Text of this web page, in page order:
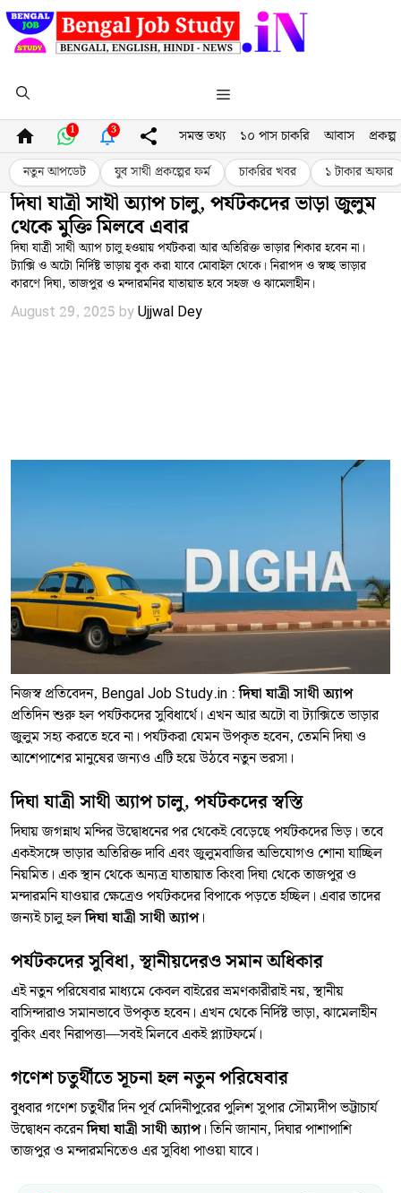
Skip
to
content
Menu
1 3 সমস্ত তথ্য ১০ পাস চাকরি আবাস প্রকল্প
নতুন আপডেট যুব সাথী প্রকল্পের ফর্ম চাকরির খবর ১ টাকার অফার
দিঘা যাত্রী সাথী অ্যাপ চালু, পর্যটকদের ভাড়া জুলুম
থেকে মুক্তি মিলবে এবার
দিঘা যাত্রী সাথী অ্যাপ চালু হওয়ায় পর্যটকরা আর অতিরিক্ত ভাড়ার শিকার হবেন না।
ট্যাক্সি ও অটো নির্দিষ্ট ভাড়ায় বুক করা যাবে মোবাইল থেকে। নিরাপদ ও স্বচ্ছ ভাড়ার
কারণে দিঘা, তাজপুর ও মন্দারমনির যাতায়াত হবে সহজ ও ঝামেলাহীন।
August 29, 2025 byUjjwal Dey
নিজস্ব প্রতিবেদন, Bengal Job Study.in :দিঘা যাত্রী সাথী অ্যাপ
প্রতিদিন শুরু হল পর্যটকদের সুবিধার্থে। এখন আর অটো বা ট্যাক্সিতে ভাড়ার
জুলুম সহ্য করতে হবে না। পর্যটকরা যেমন উপকৃত হবেন, তেমনি দিঘা ও
আশেপাশের মানুষের জন্যও এটি হয়ে উঠবে নতুন ভরসা।
দিঘা যাত্রী সাথী অ্যাপ চালু, পর্যটকদের স্বস্তি
দিঘায় জগন্নাথ মন্দির উদ্বোধনের পর থেকেই বেড়েছে পর্যটকদের ভিড়। তবে
একইসঙ্গে ভাড়ার অতিরিক্ত দাবি এবং জুলুমবাজির অভিযোগও শোনা যাচ্ছিল
নিয়মিত। এক স্থান থেকে অন্যত্র যাতায়াত কিংবা দিঘা থেকে তাজপুর ও
মন্দারমনি যাওয়ার ক্ষেত্রেও পর্যটকদের বিপাকে পড়তে হচ্ছিল। এবার তাদের
জন্যই চালু হলদিঘা যাত্রী সাথী অ্যাপ।
পর্যটকদের সুবিধা, স্থানীয়দেরও সমান অধিকার
এই নতুন পরিষেবার মাধ্যমে কেবল বাইরের ভ্রমণকারীরাই নয়, স্থানীয়
বাসিন্দারাও সমানভাবে উপকৃত হবেন। এখন থেকে নির্দিষ্ট ভাড়া, ঝামেলাহীন
বুকিং এবং নিরাপত্তা—সবই মিলবে একই প্ল্যাটফর্মে।
গণেশ চতুর্থীতে সূচনা হল নতুন পরিষেবার
বুধবার গণেশ চতুর্থীর দিন পূর্ব মেদিনীপুরের পুলিশ সুপার সৌম্যদীপ ভট্টাচার্য
উদ্বোধন করেনদিঘা যাত্রী সাথী অ্যাপ। তিনি জানান, দিঘার পাশাপাশি
তাজপুর ও মন্দারমনিতেও এর সুবিধা পাওয়া যাবে।